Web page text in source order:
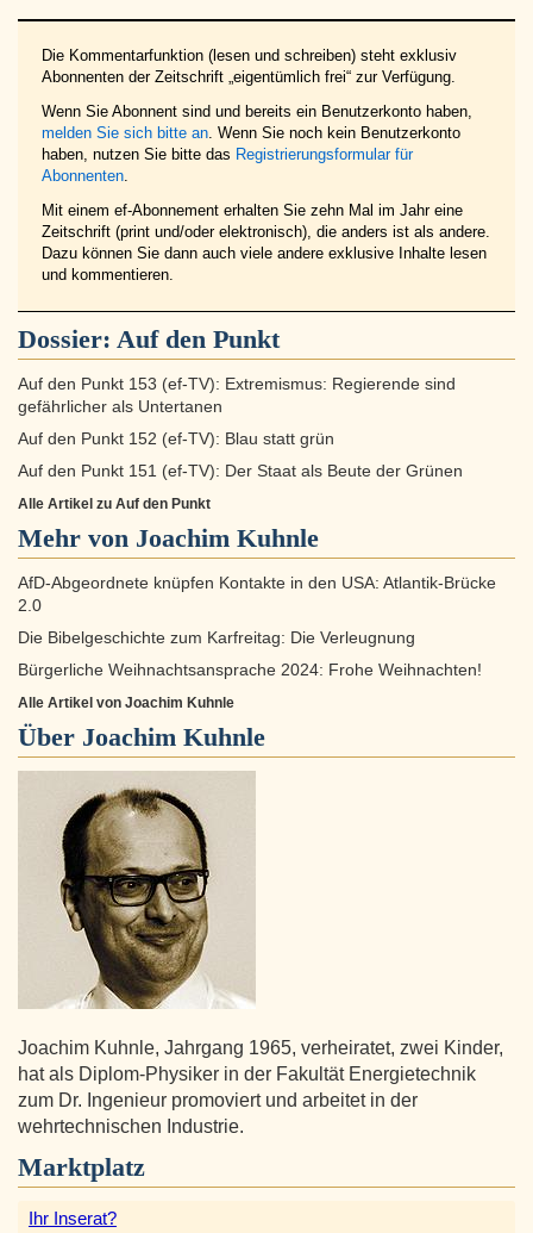
Die Kommentarfunktion (lesen und schreiben) steht exklusiv
Abonnenten der Zeitschrift „eigentümlich frei“ zur Verfügung.
Wenn Sie Abonnent sind und bereits ein Benutzerkonto haben,
melden Sie sich bitte an. Wenn Sie noch kein Benutzerkonto
haben, nutzen Sie bitte das Registrierungsformular für
Abonnenten.
Mit einem ef-Abonnement erhalten Sie zehn Mal im Jahr eine
Zeitschrift (print und/oder elektronisch), die anders ist als andere.
Dazu können Sie dann auch viele andere exklusive Inhalte lesen
und kommentieren.
Dossier: Auf den Punkt
Auf den Punkt 153 (ef-TV): Extremismus: Regierende sind
gefährlicher als Untertanen
Auf den Punkt 152 (ef-TV): Blau statt grün
Auf den Punkt 151 (ef-TV): Der Staat als Beute der Grünen
Alle Artikel zu Auf den Punkt
Mehr von Joachim Kuhnle
AfD-Abgeordnete knüpfen Kontakte in den USA: Atlantik-Brücke
2.0
Die Bibelgeschichte zum Karfreitag: Die Verleugnung
Bürgerliche Weihnachtsansprache 2024: Frohe Weihnachten!
Alle Artikel von Joachim Kuhnle
Über Joachim Kuhnle
Joachim Kuhnle, Jahrgang 1965, verheiratet, zwei Kinder,
hat als Diplom-Physiker in der Fakultät Energietechnik
zum Dr. Ingenieur promoviert und arbeitet in der
wehrtechnischen Industrie.
Marktplatz
Ihr Inserat?